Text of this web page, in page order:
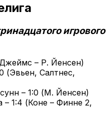
игрового
– Р. Йенсен)
(Эвьен, Салтнес,
– 1:0 (М. Йенсен)
– 1:4 (Коне – Финне 2,